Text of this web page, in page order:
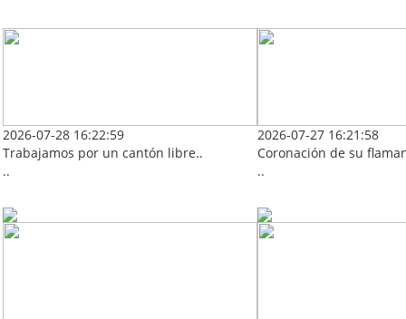
2026-07-28 16:22:59
Trabajamos por un cantón libre..
..
2026-07-27 16:21:58
Coronación de su
..